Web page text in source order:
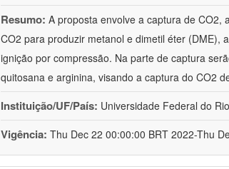
Resumo: A proposta envolve a captura de CO2,
CO2 para produzir metanol e dimetil éter (DME),
ignição por compressão. Na parte de captura
quitosana e arginina, visando a captura do CO2
Instituição/UF/País: Universidade Federal do
Vigência: Thu Dec 22 00:00:00 BRT 2022-Thu